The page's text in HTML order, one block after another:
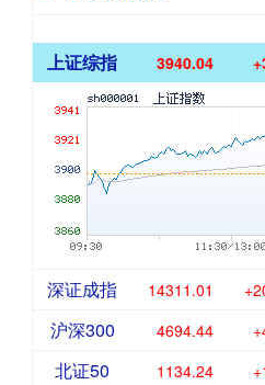
上证综指 3940.04
深证成指 14311.01
沪深300 4694.44
北证50 1134.24